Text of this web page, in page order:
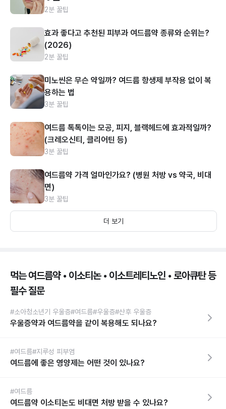
2분 꿀팁
효과 좋다고 추천된 피부과 여드름약 종류와 순위는?
(2026)
2분 꿀팁
미노씬은 무슨 약일까? 여드름 항생제 부작용 없이 복
용하는 법
3분 꿀팁
여드름 톡톡이는 모공, 피지, 블랙헤드에 효과적일까?
(크레오신티, 클리어틴 등)
3분 꿀팁
여드름약 가격 얼마인가요? (병원 처방 vs 약국, 비대
면)
3분 꿀팁
더 보기
먹는 여드름약 • 이소티논 • 이소트레티노인 • 로아큐탄 등
필수 질문
#소아청소년기 우울증#여드름#우울증#산후 우울증
우울증약과 여드름약을 같이 복용해도 되나요?
#여드름#지루성 피부염
여드름에 좋은 영양제는 어떤 것이 있나요?
#여드름
여드름약 이소티논도 비대면 처방 받을 수 있나요?